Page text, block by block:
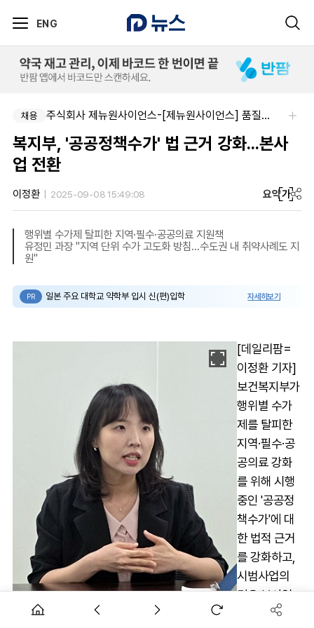
ENG
채용 주식회사 제뉴원사이언스-[제뉴원사이언스] 품질관리약사 모집(경력무관)
복지부, '공공정책수가' 법 근거 강화...본사
업 전환
이정환 2025-09-08 15:49:08 요약가
행위별 수가제 탈피한 지역·필수·공공의료 지원책
유정민 과장 "지역 단위 수가 고도화 방침…수도권 내 취약사례도 지
원"
PR 일본 주요 대학교 약학부 입시 신(편)입학 자세히보기
[데일리팜=
이정환 기자]
보건복지부가
행위별 수가
제를 탈피한
지역·필수·공
공의료 강화
를 위해 시행
중인 '공공정
책수가'에 대
한 법적 근거
를 강화하고,
시범사업의
경우 본사업
전환에 나선